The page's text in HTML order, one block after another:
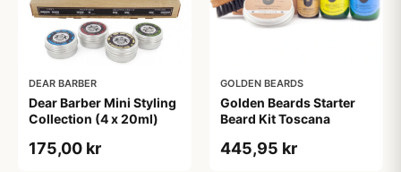
DEAR BARBER
Dear Barber Mini Styling
Collection (4 x 20ml)
175,00 kr
GOLDEN BEARDS
Golden Beards Starter
Beard Kit Toscana
445,95 kr